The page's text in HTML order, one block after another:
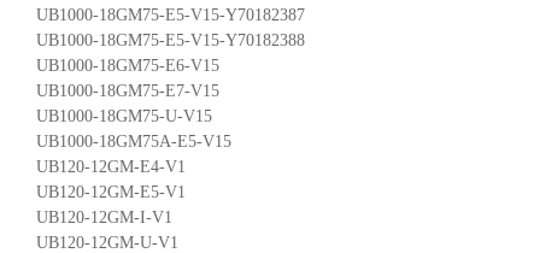
UB1000-18GM75-E5-V15-Y70182387
UB1000-18GM75-E5-V15-Y70182388
UB1000-18GM75-E6-V15
UB1000-18GM75-E7-V15
UB1000-18GM75-U-V15
UB1000-18GM75A-E5-V15
UB120-12GM-E4-V1
UB120-12GM-E5-V1
UB120-12GM-I-V1
UB120-12GM-U-V1